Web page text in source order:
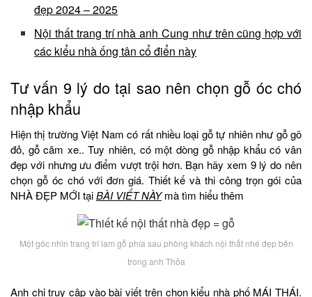
đẹp 2024 – 2025
Nội thất trang trí nhà anh Cung như trên cũng hợp với
các kiểu nhà ống tân cổ điển này
Tư vấn 9 lý do tại sao nên chọn gỗ óc chó
nhập khẩu
Hiện thị trường Việt Nam có rất nhiều loại gỗ tự nhiên như gỗ gõ
đỏ, gỗ căm xe.. Tuy nhiên, có một dòng gỗ nhập khẩu có vân
đẹp với nhưng ưu điểm vượt trội hơn. Bạn hãy xem 9 lý do nên
chọn gỗ óc chó với đơn giá. Thiết kế và thi công trọn gói của
NHÀ ĐẸP MỚI tạiBÀI VIẾT NÀYmà tìm hiểu thêm
Một góc nhìn trang trí lam gỗ phía sau phòng khách nội thất nhé đẹp bên
trong anh Thỏa
Anh chị truy cập vào bài viết trên chọn kiểu nhà phố MÁI THÁI.